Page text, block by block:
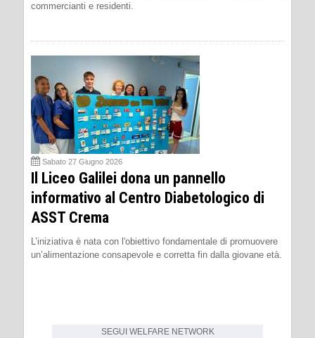
commercianti e residenti.
Sabato 27 Giugno 2026
Il Liceo Galilei dona un pannello
informativo al Centro Diabetologico di
ASST Crema
L’iniziativa è nata con l'obiettivo fondamentale di promuovere
un’alimentazione consapevole e corretta fin dalla giovane età.
SEGUI WELFARE NETWORK